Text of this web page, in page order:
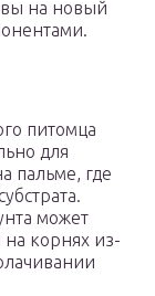
на новый
питомца
для
пальме, где
может
на корнях из-